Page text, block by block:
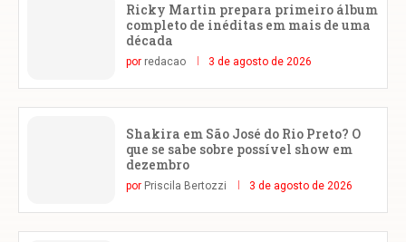
Ricky Martin prepara primeiro álbum
completo de inéditas em mais de uma
década
por redacao 3 de agosto de 2026
Shakira em São José do Rio Preto? O
que se sabe sobre possível show em
dezembro
por Priscila Bertozzi 3 de agosto de 2026